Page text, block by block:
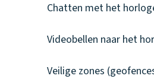
Chatten met het
Videobellen naar het
Veilige zones